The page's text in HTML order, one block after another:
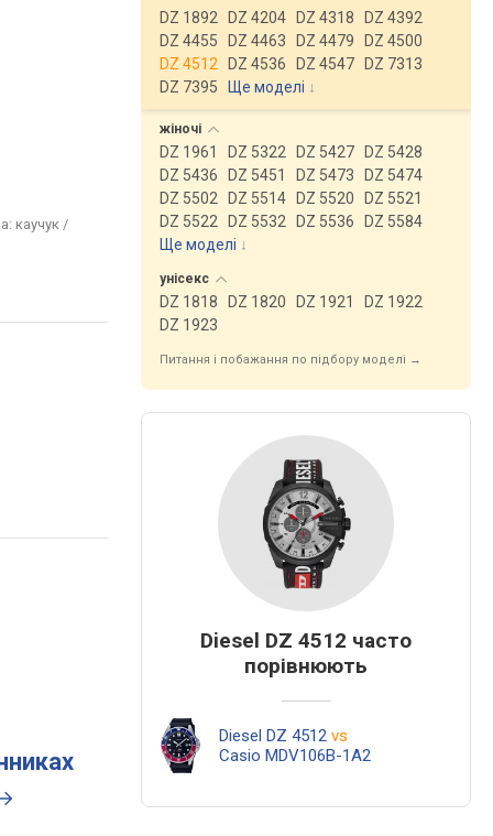
каучук /
DZ 1892
DZ 4204 DZ 4318
DZ 4392
DZ 4455
DZ 4463 DZ 4479
DZ 4500
DZ 4512
DZ 4536 DZ 4547
DZ 7313
DZ 7395
Ще моделі ↓
жіночі
DZ 1961 DZ 5322 DZ 5427
DZ 5428
DZ 5436
DZ 5451 DZ 5473
DZ 5474
DZ 5502
DZ 5514 DZ 5520
DZ 5521
DZ 5522
DZ 5532 DZ 5536
DZ 5584
Ще моделі ↓
унісекс
DZ 1818 DZ 1820 DZ 1921
DZ 1922
DZ 1923
Питання і побажання по підбору моделі →
Diesel DZ 4512 часто
порівнюють
Diesel DZ 4512 vs
Casio MDV106B-1A2